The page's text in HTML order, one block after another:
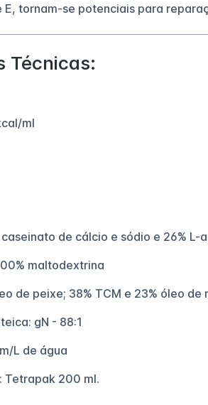
E, tornam-se potenciais para
Técnicas:
ml
de cálcio e sódio e 26% L-
maltodextrina
de peixe; 38% TCM e 23% óleo de
gN - 88:1
L de água
Tetrapak 200 ml.